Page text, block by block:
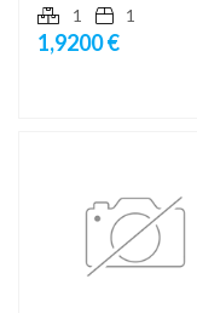
1
1
1,9200 €